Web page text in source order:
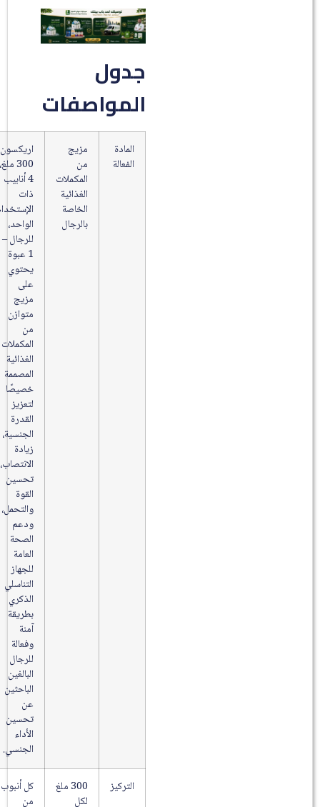
جدول
المواصفات
المادة
الفعالة
مزيج
المكملات
الغذائية
الخاصة
بالرجال
اريكسون،
300 ملغ،
4 أنابيب
الإستخدام
الواحد،
للرجال –
1 عبوة
يحتوي
مزيج
متوازن
المكملات
الغذائية
المصممة
خصيصًا
لتعزيز
القدرة
الجنسية،
زيادة
الانتصاب،
تحسين
القوة
والتحمل،
ودعم
الصحة
العامة
للجهاز
التناسلي
الذكري
بطريقة
وفعالة
للرجال
البالغين
الباحثين
تحسين
الأداء
الجنسي.
التركيز
300 ملغ
كل أنبوب